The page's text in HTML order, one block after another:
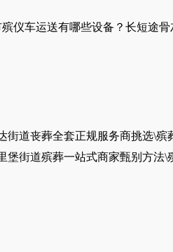
仪车运送有哪些设备？长短途骨
街道丧葬全套正规服务商挑选\殡
堡街道殡葬一站式商家甄别方法\